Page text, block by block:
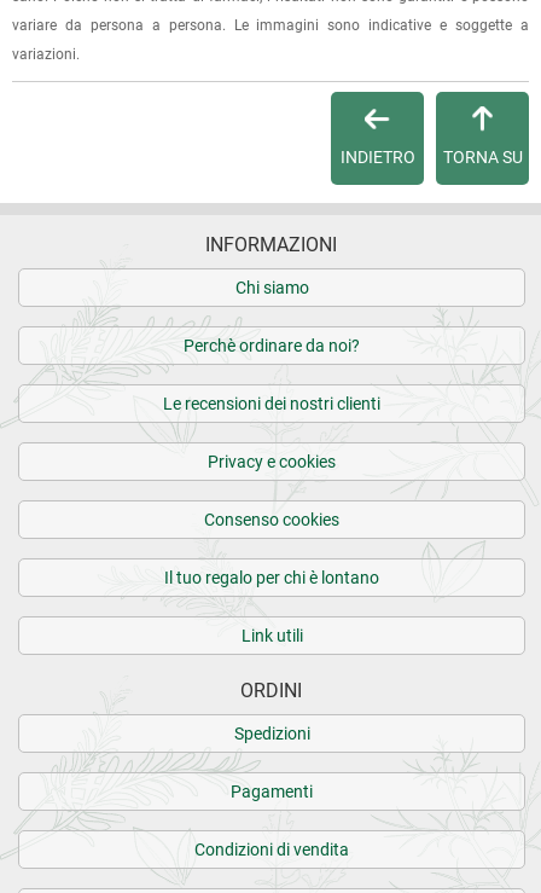
Dalla tua
dell'ordine e lo stato della spedizione.
Per maggiori dettagli, vedi leCondizioni di vendita.
variare da persona a persona. Le immagini sono indicative e soggette a
variazioni.
TORNA SU
INDIETRO
INFORMAZIONI
Chi siamo
Perchè ordinare da noi?
Le recensioni dei nostri clienti
Privacy e cookies
Consenso cookies
Il tuo regalo per chi è lontano
Link utili
ORDINI
Spedizioni
Pagamenti
Condizioni di vendita